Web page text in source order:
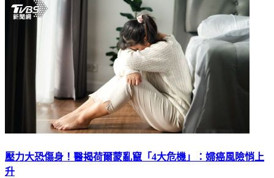
壓力大恐傷身！醫揭荷爾蒙亂竄「4大危機」：婦癌風險悄上
升